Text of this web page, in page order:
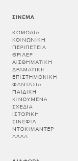
ΣΙΝΕΜΆ
ΚΩΜΩΔΊΑ
ΚΟΙΝΩΝΙΚΉ
ΠΕΡΙΠΈΤΕΙΑ
ΘΡΊΛΕΡ
ΑΙΣΘΗΜΑΤΙΚΉ
ΔΡΑΜΑΤΙΚΉ
ΕΠΙΣΤΗΜΟΝΙΚΉ
ΦΑΝΤΑΣΊΑ
ΠΑΙΔΙΚΉ
ΚΙΝΟΎΜΕΝΑ
ΣΧΈΔΙΑ
ΙΣΤΟΡΙΚΉ
ΣΙΝΕΦΊΛ
ΝΤΟΚΙΜΑΝΤΈΡ
ΆΛΛΑ